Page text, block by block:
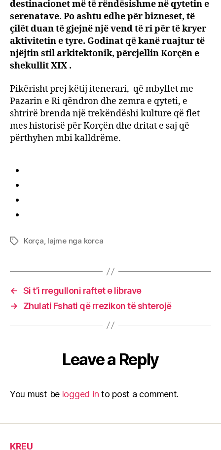
destinacionet më të rëndësishme në qytetin e
serenatave. Po ashtu edhe për bizneset, të
çilët duan të gjejnë një vend të ri për të kryer
aktivitetin e tyre. Godinat që kanë ruajtur të
njëjtin stil arkitektonik, përcjellin Korçën e
shekullit XIX .
Pikërisht prej këtij itenerari, që mbyllet me
Pazarin e Ri qëndron dhe zemra e qyteti, e
shtrirë brenda një trekëndëshi kulture që flet
mes historisë për Korçën dhe dritat e saj që
përthyhen mbi kalldrëme.
TagsKorça, lajme nga korca
← Si t’i rregulloni raftet e librave
→
Zhulati Fshati që rrezikon të shterojë
Leave a Reply
You must be logged in to post a comment.
KREU